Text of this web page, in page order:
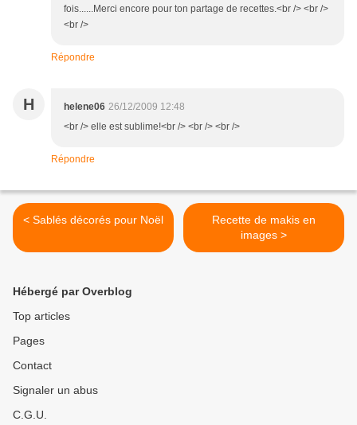
fois......Merci encore pour ton partage de recettes.<br /> <br />
<br />
Répondre
H helene06 26/12/2009 12:48
<br /> elle est sublime!<br /> <br /> <br />
Répondre
< Sablés décorés pour Noël
Recette de makis en
images >
Hébergé par Overblog
Top articles
Pages
Contact
Signaler un abus
C.G.U.